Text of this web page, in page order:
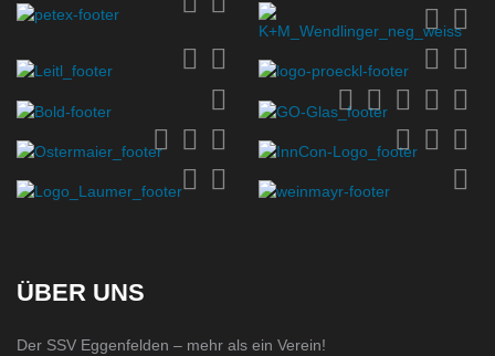
ÜBER UNS
Der SSV Eggenfelden – mehr als ein Verein!